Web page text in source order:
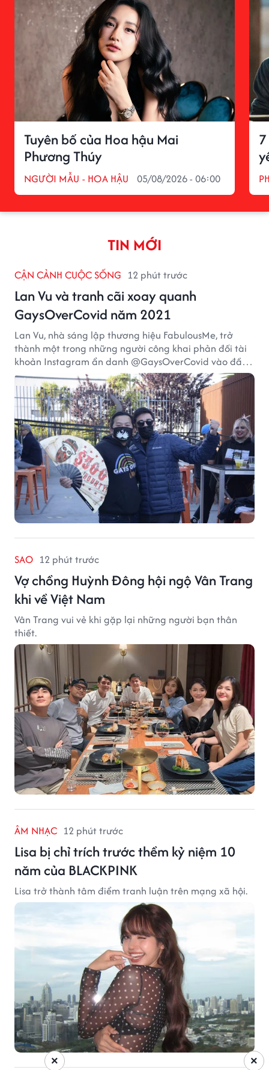
Tuyên bố của Hoa hậu Mai
Phương Thúy
NGƯỜI MẪU - HOA HẬU 05/08/2026 - 06:00
TIN MỚI
CẬN CẢNH CUỘC SỐNG 12 phút trước
Lan Vu và tranh cãi xoay quanh
GaysOverCovid năm 2021
Lan Vu, nhà sáng lập thương hiệu FabulousMe, trở
thành một trong những người công khai phản đối tài
khoản Instagram ẩn danh @GaysOverCovid vào đầu
năm 2021, trong bối cảnh đại dịch COVID-19 vẫn diễn
biến nghiêm trọng.
SAO 12 phút trước
Vợ chồng Huỳnh Đông hội ngộ Vân Trang
khi về Việt Nam
Vân Trang vui vẻ khi gặp lại những người bạn thân
thiết.
ÂM NHẠC 12 phút trước
Lisa bị chỉ trích trước thềm kỷ niệm 10
năm của BLACKPINK
Lisa trở thành tâm điểm tranh luận trên mạng xã hội.
×
×